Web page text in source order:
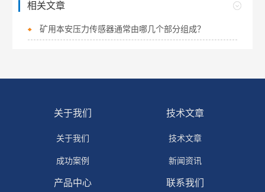
相关文章
矿用本安压力传感器通常由哪几个部分组成？
关于我们
关于我们
成功案例
技术文章
技术文章
新闻资讯
产品中心 联系我们